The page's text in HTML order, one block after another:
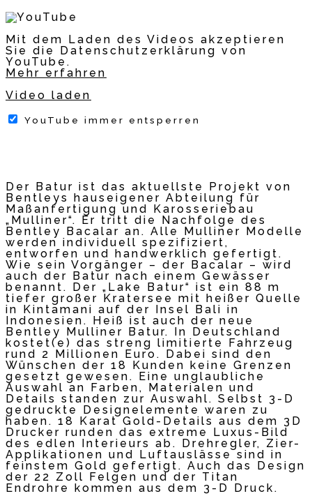
Mit dem Laden des Videos akzeptieren
Sie die Datenschutzerklärung von
YouTube.
Mehr erfahren
Video laden
YouTube immer entsperren
Der Batur ist das aktuellste Projekt von
Bentleys hauseigener Abteilung für
Maßanfertigung und Karosseriebau
„Mulliner“. Er tritt die Nachfolge des
Bentley Bacalar an. Alle Mulliner Modelle
werden individuell spezifiziert,
entworfen und handwerklich gefertigt.
Wie sein Vorgänger – der Bacalar – wird
auch der Batur nach einem Gewässer
benannt. Der „Lake Batur“ ist ein 88 m
tiefer großer Kratersee mit heißer Quelle
in Kintamani auf der Insel Bali in
Indonesien. Heiß ist auch der neue
Bentley Mulliner Batur. In Deutschland
kostet(e) das streng limitierte Fahrzeug
rund 2 Millionen Euro. Dabei sind den
Wünschen der 18 Kunden keine Grenzen
gesetzt gewesen. Eine unglaubliche
Auswahl an Farben, Materialen und
Details standen zur Auswahl. Selbst 3-D
gedruckte Designelemente waren zu
haben. 18 Karat Gold-Details aus dem 3D
Drucker runden das extreme Luxus-Bild
des edlen Interieurs ab. Drehregler, Zier-
Applikationen und Luftauslässe sind in
feinstem Gold gefertigt. Auch das Design
der 22 Zoll Felgen und der Titan
Endrohre kommen aus dem 3-D Druck.